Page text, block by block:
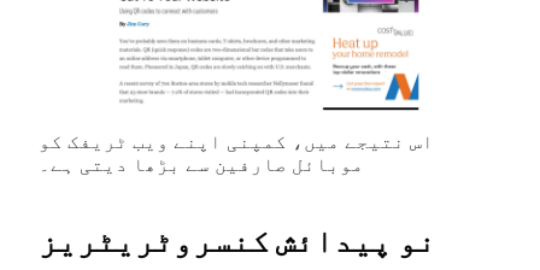
اس نتیجے میں، کمپنی اپنے ویب ٹریفک کو
موبائل صارفین سے بڑھا دیتی ہے۔
نو پیدائش کنسروٹریٹریز